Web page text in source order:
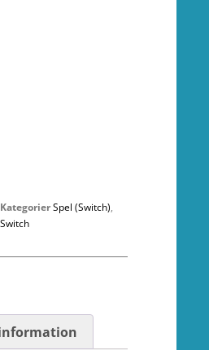
KategorierSpel (Switch),
Switch